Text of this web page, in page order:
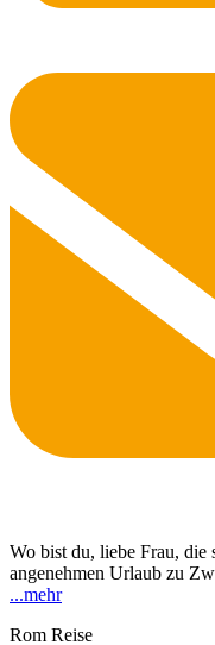
Wo bist du, liebe Frau, die
angenehmen Urlaub zu
...mehr
Rom Reise